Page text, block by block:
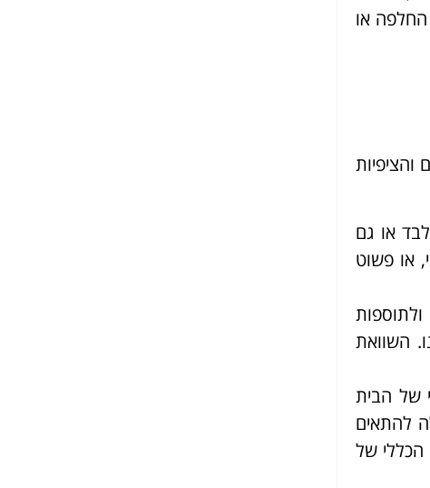
החלפה או
או גם
או פשוט
השוואת
של הבית
להתאים
הכללי של